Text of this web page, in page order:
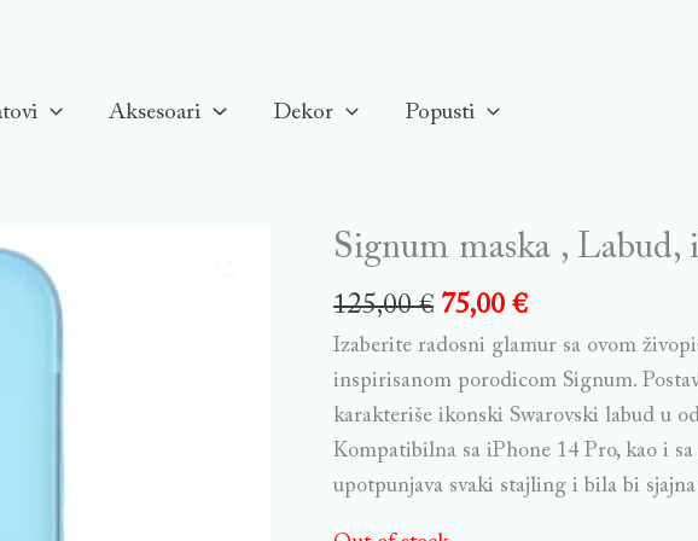
Aksesoari Dekor Popusti
Signum maska , Labud,
125,00€ 75,00€
Izaberite radosni glamur sa ovom
inspirisanom porodicom Signum.
karakteriše ikonski Swarovski labud u
Kompatibilna sa iPhone 14 Pro, kao i
upotpunjava svaki stajling i bila bi